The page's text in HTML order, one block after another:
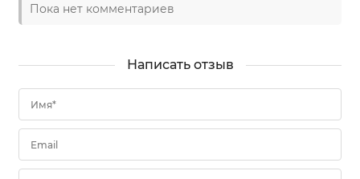
Пока нет комментариев
Написать отзыв
Имя*
Email